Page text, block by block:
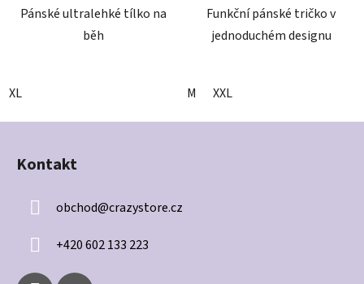
Pánské ultralehké tílko na
běh
XL
Funkční pánské tričko v
jednoduchém designu
M XXL
Z
Kontakt
obchod@crazystore.cz
+420 602 133 223